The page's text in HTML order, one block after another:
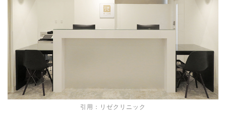
引用： リゼクリニック